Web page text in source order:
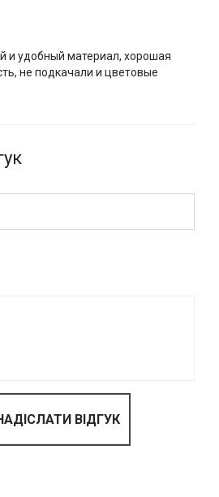
и удобный материал, хорошая
не подкачали и цветовые